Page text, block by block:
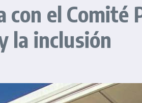
con el Comité
la inclusión